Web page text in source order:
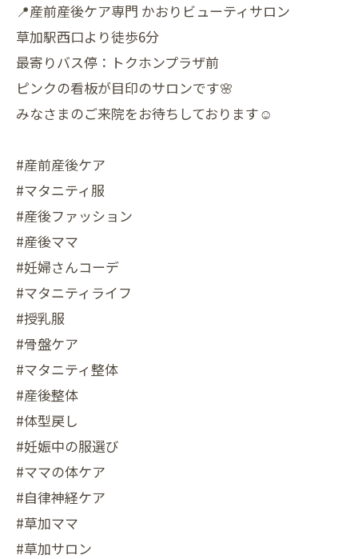
📍産前産後ケア専門 かおりビューティサロン
草加駅西口より徒歩6分
最寄りバス停：トクホンプラザ前
ピンクの看板が目印のサロンです🌸
みなさまのご来院をお待ちしております☺️
#産前産後ケア
#マタニティ服
#産後ファッション
#産後ママ
#妊婦さんコーデ
#マタニティライフ
#授乳服
#骨盤ケア
#マタニティ整体
#産後整体
#体型戻し
#妊娠中の服選び
#ママの体ケア
#自律神経ケア
#草加ママ
#草加サロン